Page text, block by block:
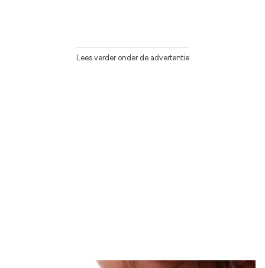
Lees verder onder de advertentie